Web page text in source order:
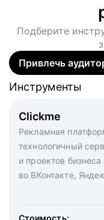
Подберите
Привлечь
Clickme
Рекламная
технологичный
и проектов
во ВКонтакте,
Стоимость:
Инструменты
Вакансия дня
Рекламный формат
hh.ru. Увеличивает
Инструменты
Массовый подбор
кандидатов и
маркетологи,
hh.ru с целым
Инструменты